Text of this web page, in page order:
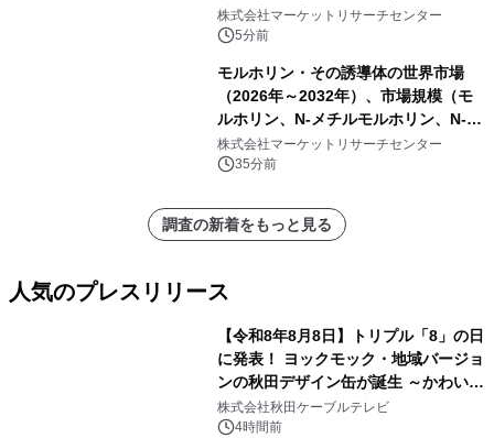
プ）・分析レポートを発表
株式会社マーケットリサーチセンター
5分前
モルホリン・その誘導体の世界市場
（2026年～2032年）、市場規模（モ
ルホリン、N-メチルモルホリン、N-エ
チルモルホリン、その他）・分析レポ
ートを発表
株式会社マーケットリサーチセンター
35分前
調査の新着をもっと見る
人気のプレスリリース
【令和8年8月8日】トリプル「8」の日
に発表！ ヨックモック・地域バージョ
ンの秋田デザイン缶が誕生 ～かわいい
秋田犬の子犬と秋田の四季と名所を巡
るパッケージ～ 9月1日(火)秋田県内で
株式会社秋田ケーブルテレビ
4時間前